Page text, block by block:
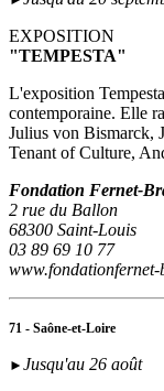
EXPOSITION
"TEMPESTA"
L'exposition
contemporaine. Elle
Julius von Bismarck,
Tenant of Culture,
Fondation Fernet-
2 rue du Ballon
68300 Saint-Louis
03 89 69 10 77
71 - Saône-et-Loire
► Jusqu'au 26 août